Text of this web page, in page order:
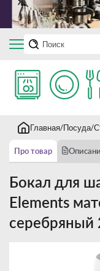
Главная Посуда
Про товар
Бокал для
Elements
серебряный